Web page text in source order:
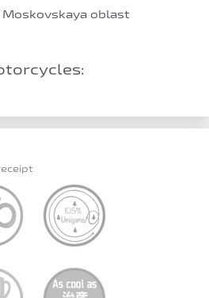
Moskovskaya oblast